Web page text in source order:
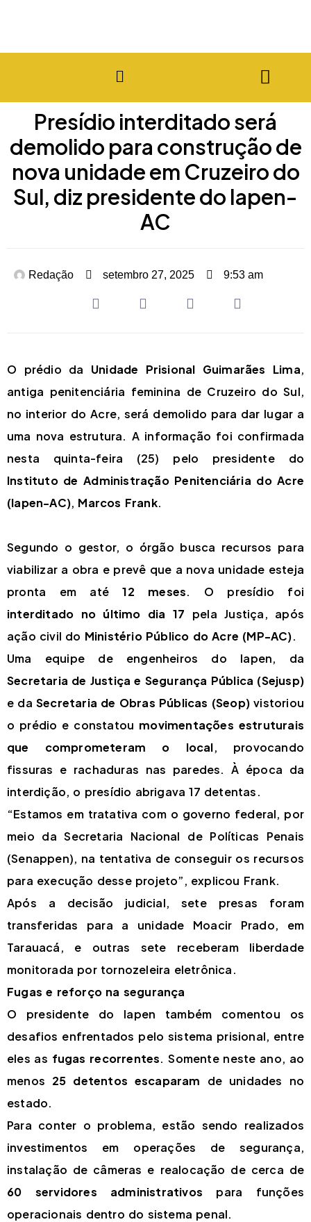
Presídio interditado será
demolido para construção de
nova unidade em Cruzeiro do
Sul, diz presidente do Iapen-
AC
Redação setembro 27, 2025 9:53 am
O prédio da Unidade Prisional Guimarães Lima,
antiga penitenciária feminina de Cruzeiro do Sul,
no interior do Acre, será demolido para dar lugar a
uma nova estrutura. A informação foi confirmada
nesta quinta-feira (25) pelo presidente do
Instituto de Administração Penitenciária do Acre
(Iapen-AC), Marcos Frank.
Segundo o gestor, o órgão busca recursos para
viabilizar a obra e prevê que a nova unidade esteja
pronta em até12 meses. O presídio foi
interditado no último dia 17 pela Justiça, após
ação civil do Ministério Público do Acre (MP-AC).
Uma equipe de engenheiros do Iapen, da
Secretaria de Justiça e Segurança Pública (Sejusp)
e da Secretaria de Obras Públicas (Seop) vistoriou
o prédio e constatou movimentações estruturais
que comprometeram o local, provocando
fissuras e rachaduras nas paredes. À época da
interdição, o presídio abrigava 17 detentas.
“Estamos em tratativa com o governo federal, por
meio da Secretaria Nacional de Políticas Penais
(Senappen), na tentativa de conseguir os recursos
para execução desse projeto”, explicou Frank.
Após a decisão judicial, sete presas foram
transferidas para a unidade Moacir Prado, em
Tarauacá, e outras sete receberam liberdade
monitorada por tornozeleira eletrônica.
Fugas e reforço na segurança
O presidente do Iapen também comentou os
desafios enfrentados pelo sistema prisional, entre
eles as fugas recorrentes. Somente neste ano, ao
menos 25 detentos escaparam de unidades no
estado.
Para conter o problema, estão sendo realizados
investimentos em operações de segurança,
instalação de câmeras e realocação de cerca de
60 servidores administrativos para funções
operacionais dentro do sistema penal.